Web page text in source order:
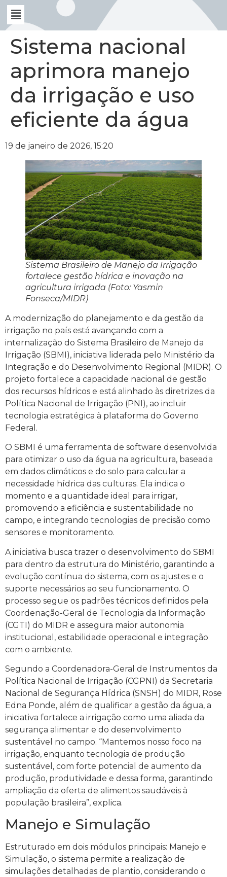
Sistema nacional
aprimora manejo
da irrigação e uso
eficiente da água
19 de janeiro de 2026, 15:20
Sistema Brasileiro de Manejo da Irrigação
fortalece gestão hídrica e inovação na
agricultura irrigada (Foto: Yasmin
Fonseca/MIDR)
A modernização do planejamento e da gestão da
irrigação no país está avançando com a
internalização do Sistema Brasileiro de Manejo da
Irrigação (SBMI), iniciativa liderada pelo Ministério da
Integração e do Desenvolvimento Regional (MIDR). O
projeto fortalece a capacidade nacional de gestão
dos recursos hídricos e está alinhado às diretrizes da
Política Nacional de Irrigação (PNI), ao incluir
tecnologia estratégica à plataforma do Governo
Federal.
O SBMI é uma ferramenta de software desenvolvida
para otimizar o uso da água na agricultura, baseada
em dados climáticos e do solo para calcular a
necessidade hídrica das culturas. Ela indica o
momento e a quantidade ideal para irrigar,
promovendo a eficiência e sustentabilidade no
campo, e integrando tecnologias de precisão como
sensores e monitoramento.
A iniciativa busca trazer o desenvolvimento do SBMI
para dentro da estrutura do Ministério, garantindo a
evolução contínua do sistema, com os ajustes e o
suporte necessários ao seu funcionamento. O
processo segue os padrões técnicos definidos pela
Coordenação-Geral de Tecnologia da Informação
(CGTI) do MIDR e assegura maior autonomia
institucional, estabilidade operacional e integração
com o ambiente.
Segundo a Coordenadora-Geral de Instrumentos da
Política Nacional de Irrigação (CGPNI) da Secretaria
Nacional de Segurança Hídrica (SNSH) do MIDR, Rose
Edna Ponde, além de qualificar a gestão da água, a
iniciativa fortalece a irrigação como uma aliada da
segurança alimentar e do desenvolvimento
sustentável no campo. “Mantemos nosso foco na
irrigação, enquanto tecnologia de produção
sustentável, com forte potencial de aumento da
produção, produtividade e dessa forma, garantindo
ampliação da oferta de alimentos saudáveis à
população brasileira”, explica.
Manejo e Simulação
Estruturado em dois módulos principais: Manejo e
Simulação, o sistema permite a realização de
simulações detalhadas de plantio, considerando o